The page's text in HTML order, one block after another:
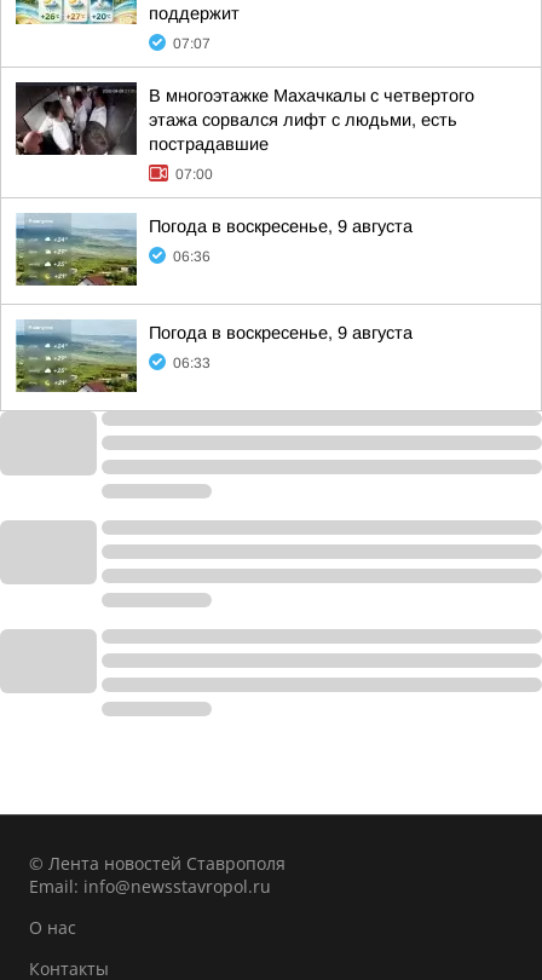
поддержит
07:07
В многоэтажке Махачкалы с четвертого
этажа сорвался лифт с людьми, есть
пострадавшие
07:00
Погода в воскресенье, 9 августа
06:36
Погода в воскресенье, 9 августа
06:33
© Лента новостей Ставрополя
Email: info@newsstavropol.ru
О нас
Контакты